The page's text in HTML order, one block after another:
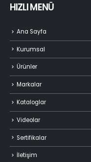
HIZLI MENÜ
Ana Sayfa
Kurumsal
Ürünler
Markalar
Kataloglar
Videolar
Sertifikalar
İletişim